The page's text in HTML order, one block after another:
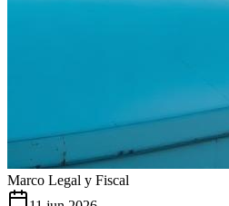
Marco Legal y Fiscal